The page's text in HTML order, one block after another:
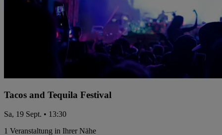
Tacos and Tequila Festival
Sa, 19 Sept. • 13:30
1 Veranstaltung in Ihrer Nähe